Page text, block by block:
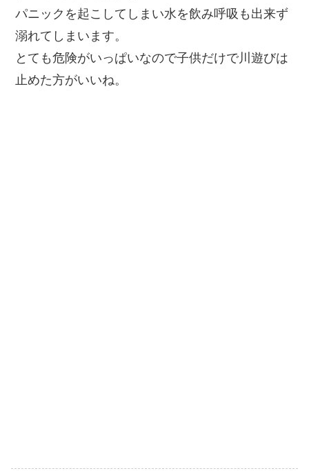
パニックを起こしてしまい水を飲み呼吸も出来ず
溺れてしまいます。
とても危険がいっぱいなので子供だけで川遊びは
止めた方がいいね。